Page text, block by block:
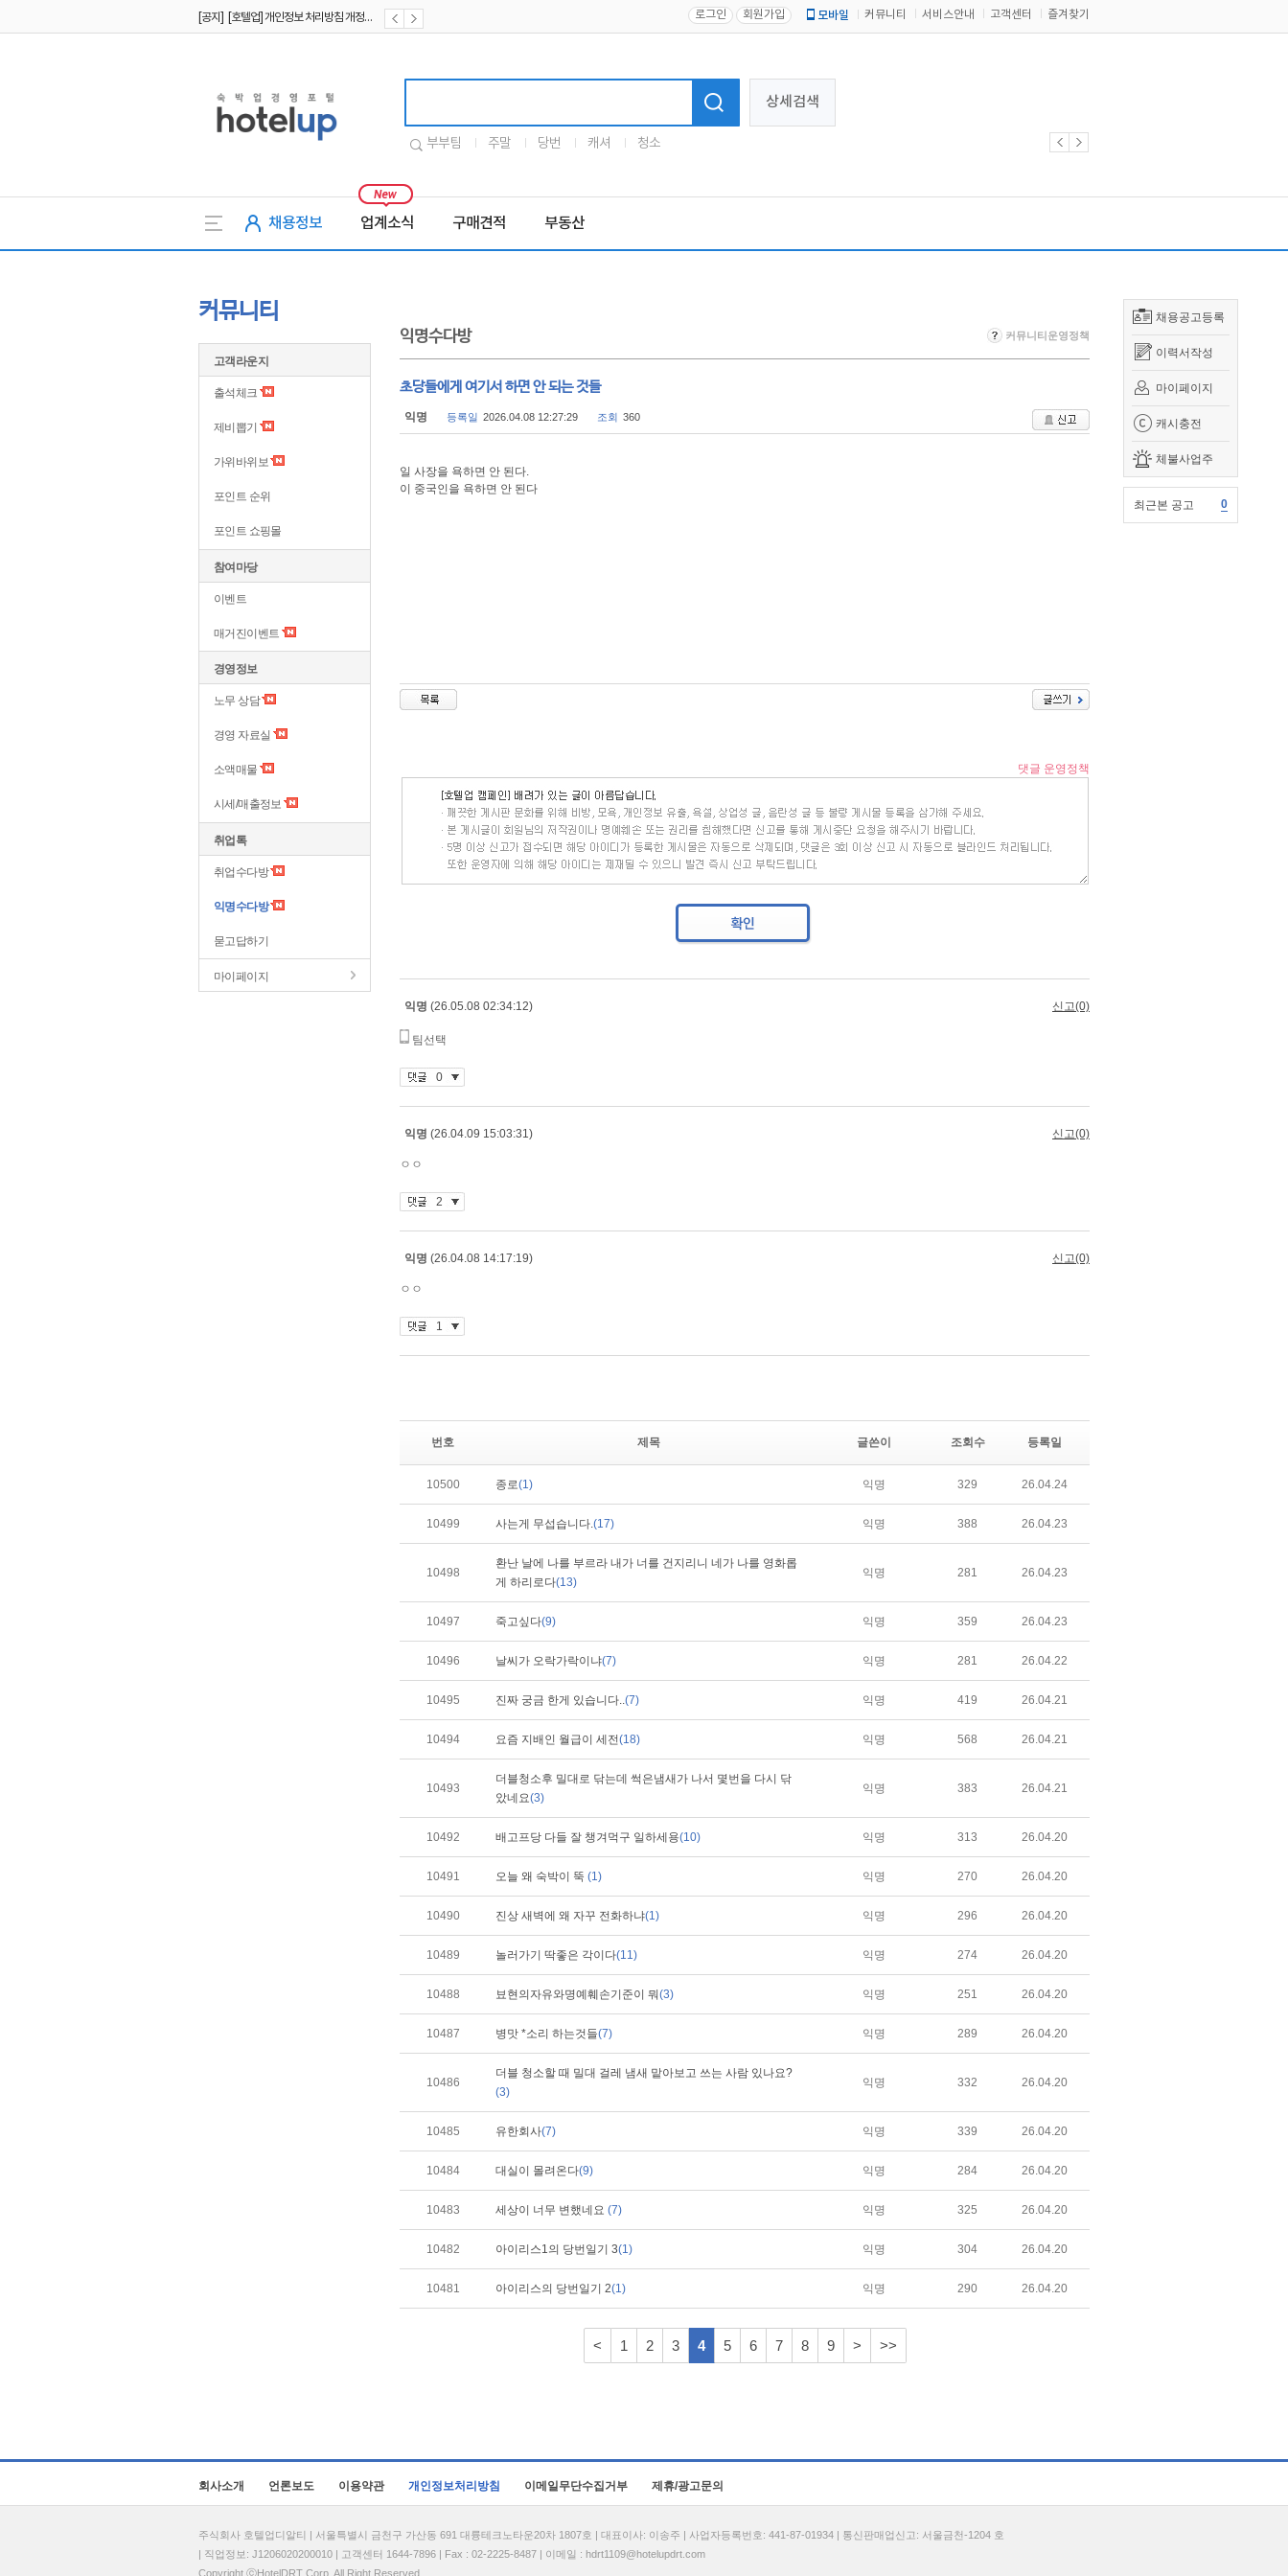
[공지] [호텔업] 개인정보 처리방침 개정본2 (19.09.02) 로그인 회원가입 모바일 커뮤니티 서비스안내 고객센터 즐겨찾기
상세검색
부부팀 주말 당번 캐셔 청소
채용정보 업계소식 구매견적 부동산
채용공고등록
이력서작성
마이페이지
캐시충전
체불사업주
최근본 공고 0
커뮤니티
고객라운지
출석체크
제비뽑기
가위바위보
포인트 순위
포인트 쇼핑몰
참여마당
이벤트
매거진이벤트
경영정보
노무 상담
경영 자료실
소액매물
시세/매출정보
취업톡
취업수다방
익명수다방
묻고답하기
마이페이지
익명수다방 커뮤니티운영정책
초당들에게 여기서 하면 안 되는 것들
익명 등록일 2026.04.08 12:27:29 조회 360
일 사장을 욕하면 안 된다.
이 중국인을 욕하면 안 된다
번호 제목 글쓴이 조회수 등록일
10500 종로(1) 익명 329 26.04.24
10499 사는게 무섭습니다.(17) 익명 388 26.04.23
10498
환난 날에 나를 부르라 내가 너를 건지리니 네가 나를 영화롭
게 하리로다(13)
익명 281 26.04.23
10497 죽고싶다(9) 익명 359 26.04.23
10496 날씨가 오락가락이냐(7) 익명 281 26.04.22
10495 진짜 궁금 한게 있습니다..(7) 익명 419 26.04.21
10494 요즘 지배인 월급이 세전(18) 익명 568 26.04.21
10493
더블청소후 밀대로 닦는데 썩은냄새가 나서 몇번을 다시 닦
았네요(3)
익명 383 26.04.21
10492 배고프당 다들 잘 챙겨먹구 일하세용(10) 익명 313 26.04.20
10491 오늘 왜 숙박이 뚝 (1) 익명 270 26.04.20
10490 진상 새벽에 왜 자꾸 전화하냐(1) 익명 296 26.04.20
10489 놀러가기 딱좋은 각이다(11) 익명 274 26.04.20
10488 뵤현의자유와명예훼손기준이 뭐(3) 익명 251 26.04.20
10487 병맛 *소리 하는것들(7) 익명 289 26.04.20
10486
더블 청소할 때 밀대 걸레 냄새 맡아보고 쓰는 사람 있나요?
(3)
익명 332 26.04.20
10485 유한회사(7) 익명 339 26.04.20
10484 대실이 몰려온다(9) 익명 284 26.04.20
10483 세상이 너무 변했네요 (7) 익명 325 26.04.20
10482 아이리스1의 당번일기 3(1) 익명 304 26.04.20
10481 아이리스의 당번일기 2(1) 익명 290 26.04.20
< 1 2 3 4 5 6 7 8 9 > >>
회사소개 언론보도 이용약관 개인정보처리방침 이메일무단수집거부 제휴/광고문의
주식회사 호텔업디알티 | 서울특별시 금천구 가산동 691 대륭테크노타운20차 1807호 | 대표이사: 이송주 | 사업자등록번호: 441-87-01934 | 통신판매업신고: 서울금천-1204 호
| 직업정보: J1206020200010 | 고객센터 1644-7896 | Fax : 02-2225-8487 | 이메일 : hdrt1109@hotelupdrt.com
Copyright ⓒHotelDRT Corp. All Right Reserved.